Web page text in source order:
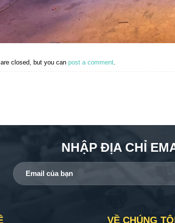
closed, but you can post a comment.
NHẬP ĐỊA CHỈ
VỀ CHÚNG